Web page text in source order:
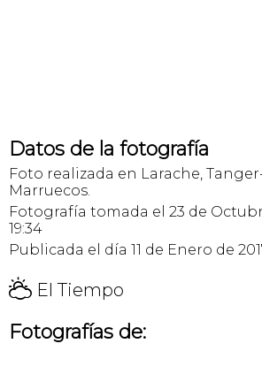
Datos de la fotografía
Foto realizada en Larache,
Marruecos.
Fotografía tomada el 23 de
19:34
Publicada el día 11 de Enero de
H El Tiempo
Fotografías de: